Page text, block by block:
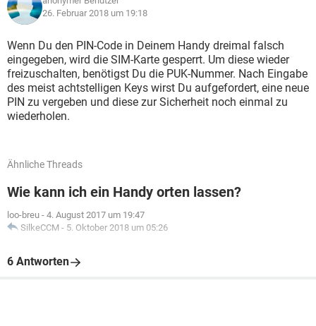
26. Februar 2018 um 19:18
Wenn Du den PIN-Code in Deinem Handy dreimal falsch
eingegeben, wird die SIM-Karte gesperrt. Um diese wieder
freizuschalten, benötigst Du die PUK-Nummer. Nach Eingabe
des meist achtstelligen Keys wirst Du aufgefordert, eine neue
PIN zu vergeben und diese zur Sicherheit noch einmal zu
wiederholen.
Ähnliche Threads
Wie kann ich ein Handy orten lassen?
loo-breu - 4. August 2017 um 19:47
SilkeCCM - 5. Oktober 2018 um 05:26
6 Antworten